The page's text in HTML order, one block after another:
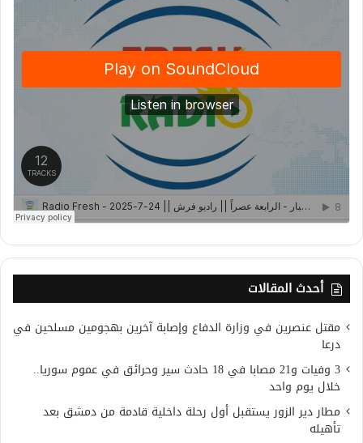
أحدث المقالات
مقتل عنصرين في وزارة الدفاع وإصابة آخرين بهجومين مسلحين في
درعا
3 وفيات و21 مصابا في 18 حادث سير وحرائق في عموم سوريا..
خلال يوم واحد
مطار دير الزور يستقبل أول رحلة داخلية قادمة من دمشق بعد
تأهيله